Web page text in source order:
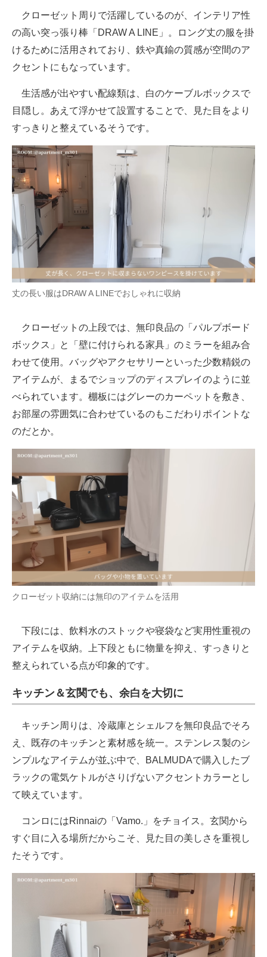
クローゼット周りで活躍しているのが、インテリア性
の高い突っ張り棒「DRAW A LINE」。ロング丈の服を掛
けるために活用されており、鉄や真鍮の質感が空間のア
クセントにもなっています。
生活感が出やすい配線類は、白のケーブルボックスで
目隠し。あえて浮かせて設置することで、見た目をより
すっきりと整えているそうです。
丈の長い服はDRAW A LINEでおしゃれに収納
クローゼットの上段では、無印良品の「パルプボード
ボックス」と「壁に付けられる家具」のミラーを組み合
わせて使用。バッグやアクセサリーといった少数精鋭の
アイテムが、まるでショップのディスプレイのように並
べられています。棚板にはグレーのカーペットを敷き、
お部屋の雰囲気に合わせているのもこだわりポイントな
のだとか。
クローゼット収納には無印のアイテムを活用
下段には、飲料水のストックや寝袋など実用性重視の
アイテムを収納。上下段ともに物量を抑え、すっきりと
整えられている点が印象的です。
キッチン＆玄関でも、余白を大切に
キッチン周りは、冷蔵庫とシェルフを無印良品でそろ
え、既存のキッチンと素材感を統一。ステンレス製のシ
ンプルなアイテムが並ぶ中で、BALMUDAで購入したブ
ラックの電気ケトルがさりげないアクセントカラーとし
て映えています。
コンロにはRinnaiの「Vamo.」をチョイス。玄関から
すぐ目に入る場所だからこそ、見た目の美しさを重視し
たそうです。